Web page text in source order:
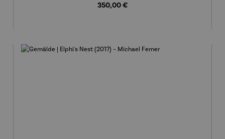
Regulärer Preis:
350,00 €